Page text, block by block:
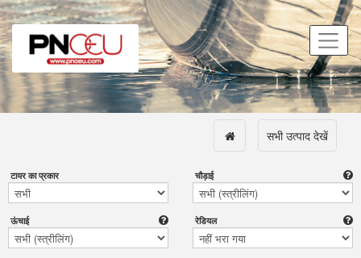
सभी उत्पाद देखें
टायर का प्रकार चौड़ाई
ऊंचाई रेडियल